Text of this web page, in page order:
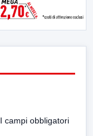
I campi obbligatori